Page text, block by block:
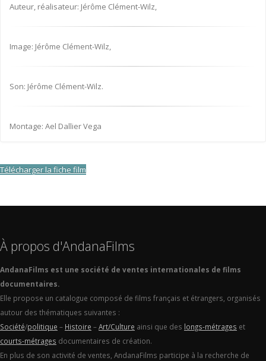
Auteur, réalisateur: Jérôme Clément-Wilz,
Image: Jérôme Clément-Wilz,
Son: Jérôme Clément-Wilz.
Montage: Ael Dallier Vega
Télécharger la fiche film
À propos d'AndanaFilms
AndanaFilms est une société de ventes internationales de films
documentaires.
Elle propose un catalogue composé de films français et étrangers, organisés
autour des thématiques suivantes :
Société/politique – Histoire –Art/Culture ainsi que des longs-métrages et
courts-métrages documentaires de création.
En plus de son activité de ventes, AndanaFilms participe à la recherche de